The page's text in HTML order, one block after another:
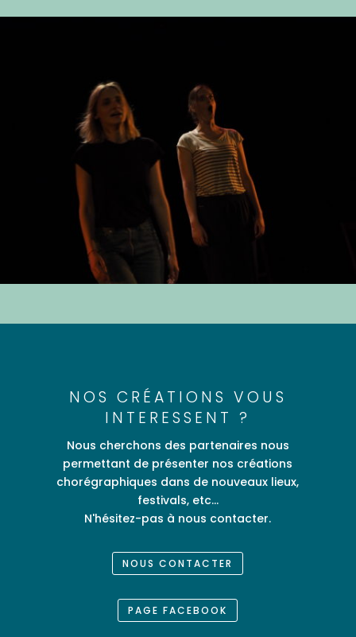
NOS CRÉATIONS VOUS
INTERESSENT ?
Nous cherchons des partenaires nous
permettant de présenter nos créations
chorégraphiques dans de nouveaux lieux,
festivals, etc...
N'hésitez-pas à nous contacter.
NOUS CONTACTER
PAGE FACEBOOK